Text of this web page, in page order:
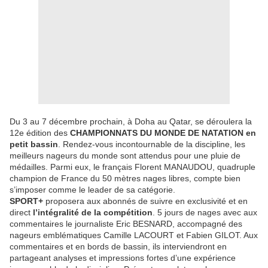
Du 3 au 7 décembre prochain, à Doha au Qatar, se déroulera la
12e édition des CHAMPIONNATS DU MONDE DE NATATION en
petit bassin . Rendez-vous incontournable de la discipline, les
meilleurs nageurs du monde sont attendus pour une pluie de
médailles. Parmi eux, le français Florent MANAUDOU, quadruple
champion de France du 50 mètres nages libres, compte bien
s’imposer comme le leader de sa catégorie.
SPORT+ proposera aux abonnés de suivre en exclusivité et en
direct l’intégralité de la compétition . 5 jours de nages avec aux
commentaires le journaliste Eric BESNARD, accompagné des
nageurs emblématiques Camille LACOURT et Fabien GILOT. Aux
commentaires et en bords de bassin, ils interviendront en
partageant analyses et impressions fortes d’une expérience